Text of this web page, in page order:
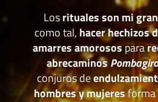
Losrituales son mi
como tal, hacer hechizos
amarres amorosospara
abrecaminos
conjuros de
hombres y mujeresforma